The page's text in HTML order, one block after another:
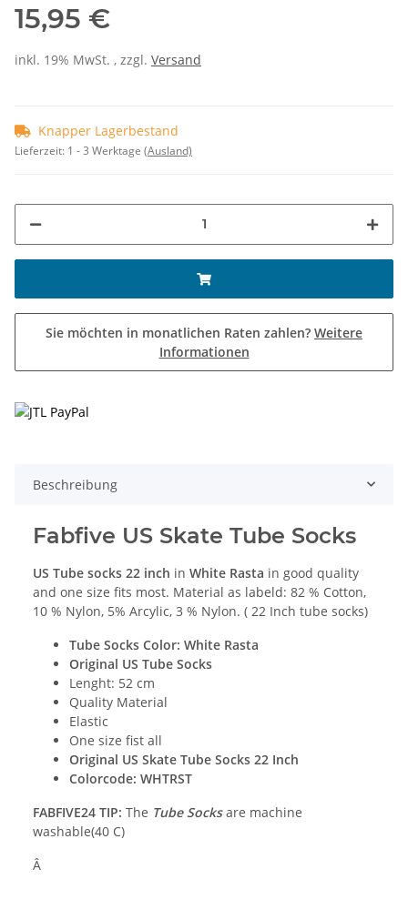
15,95 €
inkl. 19% MwSt. , zzgl. Versand
Knapper Lagerbestand
Lieferzeit: 1 - 3 Werktage (Ausland)
Sie möchten in monatlichen Raten zahlen? Weitere
Informationen
Beschreibung
Fabfive US Skate Tube Socks
US Tube socks 22 inch in White Rasta in good quality
and one size fits most. Material as labeld: 82 % Cotton,
10 % Nylon, 5% Arcylic, 3 % Nylon. ( 22 Inch tube socks)
Tube Socks Color: White Rasta
Original US Tube Socks
Lenght: 52 cm
Quality Material
Elastic
One size fist all
Original US Skate Tube Socks 22 Inch
Colorcode: WHTRST
FABFIVE24 TIP: The Tube Socksare machine
washable(40 C)
Â